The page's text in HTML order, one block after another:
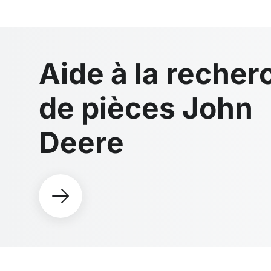
Aide à la
de pièces John
Deere